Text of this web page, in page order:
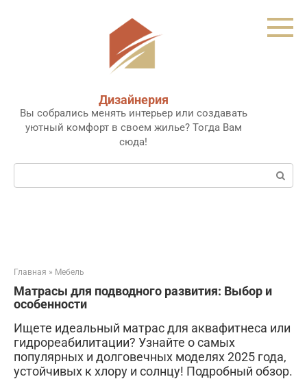
Дизайнерия
Вы собрались менять интерьер или создавать
уютный комфорт в своем жилье? Тогда Вам
сюда!
Поиск:
Главная » Мебель
Матрасы для подводного развития: Выбор и
особенности
Ищете идеальный матрас для аквафитнеса или
гидрореабилитации? Узнайте о самых
популярных и долговечных моделях 2025 года,
устойчивых к хлору и солнцу! Подробный обзор.